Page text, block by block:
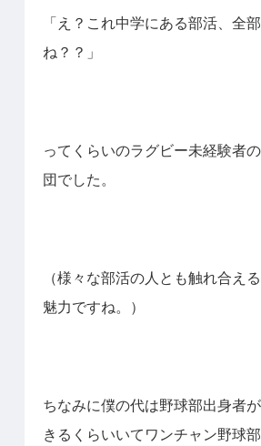
「え？これ中学にある部活、全
ね？？」
ってくらいのラグビー未経験者
団でした。
（様々な部活の人とも触れ合え
魅力ですね。）
ちなみに僕の代は野球部出身者
きるくらいいてワンチャン野球